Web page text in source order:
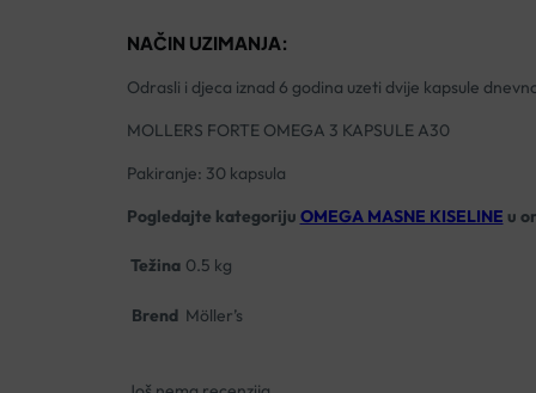
NAČIN UZIMANJA:
Odrasli i djeca iznad 6 godina uzeti dvije kapsule
MOLLERS FORTE OMEGA 3 KAPSULE A30
Pakiranje: 30 kapsula
Pogledajte kategoriju OMEGA MASNE KISELINE u
Težina 0.5 kg
Brend Möller’s